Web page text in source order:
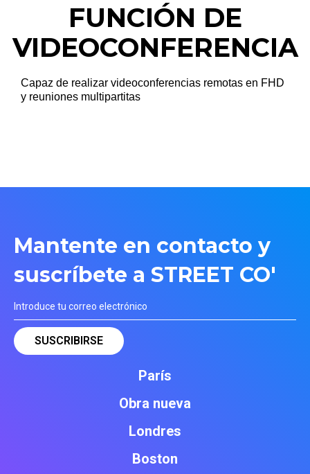
FUNCIÓN DE
VIDEOCONFERENCIA
Capaz de realizar videoconferencias remotas en FHD
y reuniones multipartitas
Mantente en contacto y
suscríbete a STREET CO'
París
Obra nueva
Londres
Boston